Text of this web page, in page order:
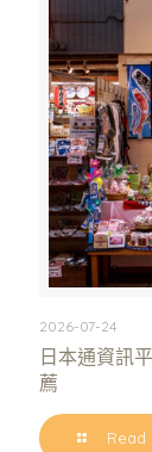
2026-07-24
日本通資訊
薦
Read